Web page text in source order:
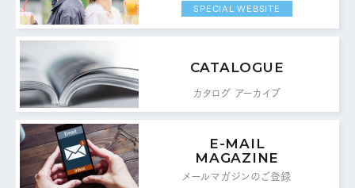
商品センター直通
TEL：
FAX： 0776-87-0891
MAIL FORM
メールフォームはこちら
SPECIAL WEBSITE
CATALOGUE
カタログ アーカイブ
E-MAIL
MAGAZINE
メールマガジンのご登録